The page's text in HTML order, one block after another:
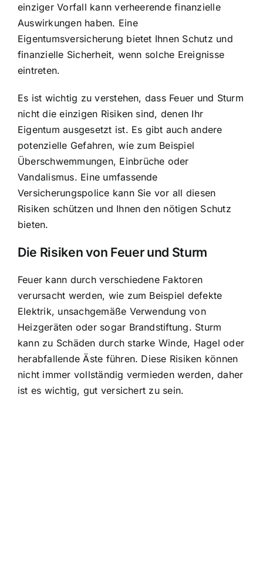
einziger Vorfall kann verheerende finanzielle
Auswirkungen haben. Eine
Eigentumsversicherung bietet Ihnen Schutz und
finanzielle Sicherheit, wenn solche Ereignisse
eintreten.
Es ist wichtig zu verstehen, dass Feuer und Sturm
nicht die einzigen Risiken sind, denen Ihr
Eigentum ausgesetzt ist. Es gibt auch andere
potenzielle Gefahren, wie zum Beispiel
Überschwemmungen, Einbrüche oder
Vandalismus. Eine umfassende
Versicherungspolice kann Sie vor all diesen
Risiken schützen und Ihnen den nötigen Schutz
bieten.
Die Risiken von Feuer und Sturm
Feuer kann durch verschiedene Faktoren
verursacht werden, wie zum Beispiel defekte
Elektrik, unsachgemäße Verwendung von
Heizgeräten oder sogar Brandstiftung. Sturm
kann zu Schäden durch starke Winde, Hagel oder
herabfallende Äste führen. Diese Risiken können
nicht immer vollständig vermieden werden, daher
ist es wichtig, gut versichert zu sein.